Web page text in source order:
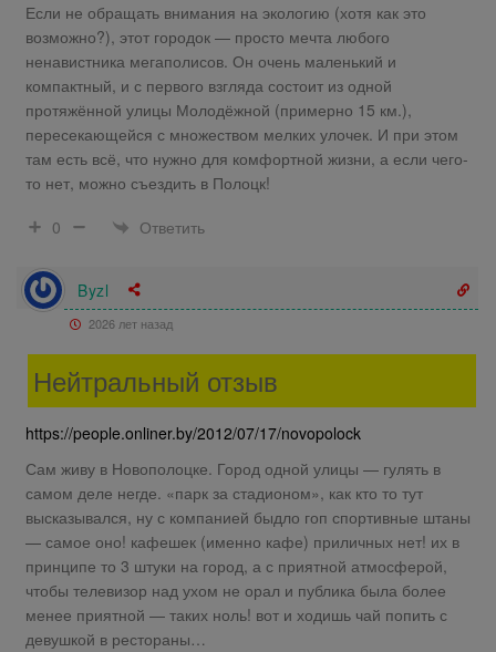
Если не обращать внимания на экологию (хотя как это
возможно?), этот городок — просто мечта любого
ненавистника мегаполисов. Он очень маленький и
компактный, и с первого взгляда состоит из одной
протяжённой улицы Молодёжной (примерно 15 км.),
пересекающейся с множеством мелких улочек. И при этом
там есть всё, что нужно для комфортной жизни, а если чего-
то нет, можно съездить в Полоцк!
0
Ответить
Byzl
2026 лет назад
Нейтральный отзыв
https://people.onliner.by/2012/07/17/novopolock
Сам живу в Новополоцке. Город одной улицы — гулять в
самом деле негде. «парк за стадионом», как кто то тут
высказывался, ну с компанией быдло гоп спортивные штаны
— самое оно! кафешек (именно кафе) приличных нет! их в
принципе то 3 штуки на город, а с приятной атмосферой,
чтобы телевизор над ухом не орал и публика была более
менее приятной — таких ноль! вот и ходишь чай попить с
девушкой в рестораны…